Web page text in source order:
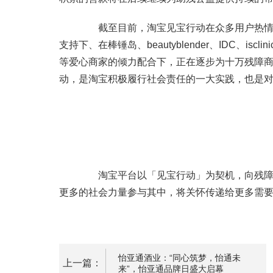
截至目前，淘宝见宝行动在众多用户热情
支持下、在棒锤岛、beautyblender、IDC、
等爱心商家的倾力配合下，正在逐步为十万残障
动，是淘宝积极履行社会责任的一大实践，也是
淘宝平台以「见宝行动」为契机，向残障
更多的社会力量参与其中，将关怀传递给更多需
上一篇：
怡亚通酒业：“同心筑梦，怡通未
来”，怡亚通品牌日盛大启幕